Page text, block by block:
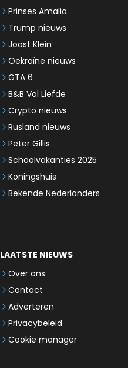
Prinses Amalia
Trump nieuws
Joost Klein
Oekraïne nieuws
GTA 6
B&B Vol Liefde
Crypto nieuws
Rusland nieuws
Peter Gillis
Schoolvakanties 2025
Koningshuis
Bekende Nederlanders
LAATSTE NIEUWS
Over ons
Contact
Adverteren
Privacybeleid
Cookie manager